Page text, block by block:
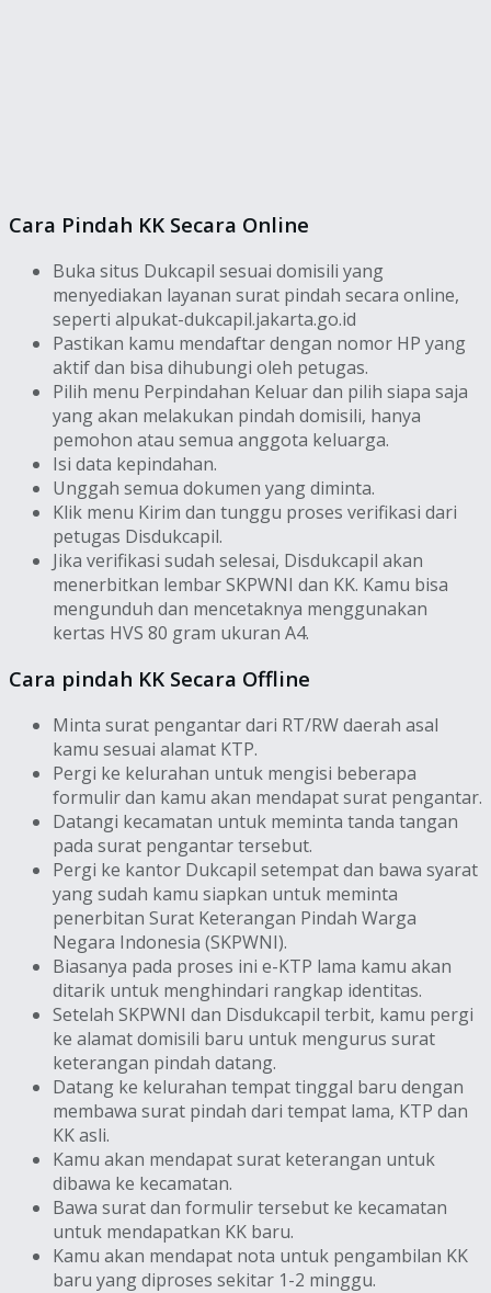
Cara Pindah KK Secara Online
Buka situs Dukcapil sesuai domisili yang
menyediakan layanan surat pindah secara online,
seperti alpukat-dukcapil.jakarta.go.id
Pastikan kamu mendaftar dengan nomor HP yang
aktif dan bisa dihubungi oleh petugas.
Pilih menu Perpindahan Keluar dan pilih siapa saja
yang akan melakukan pindah domisili, hanya
pemohon atau semua anggota keluarga.
Isi data kepindahan.
Unggah semua dokumen yang diminta.
Klik menu Kirim dan tunggu proses verifikasi dari
petugas Disdukcapil.
Jika verifikasi sudah selesai, Disdukcapil akan
menerbitkan lembar SKPWNI dan KK. Kamu bisa
mengunduh dan mencetaknya menggunakan
kertas HVS 80 gram ukuran A4.
Cara pindah KK Secara Offline
Minta surat pengantar dari RT/RW daerah asal
kamu sesuai alamat KTP.
Pergi ke kelurahan untuk mengisi beberapa
formulir dan kamu akan mendapat surat pengantar.
Datangi kecamatan untuk meminta tanda tangan
pada surat pengantar tersebut.
Pergi ke kantor Dukcapil setempat dan bawa syarat
yang sudah kamu siapkan untuk meminta
penerbitan Surat Keterangan Pindah Warga
Negara Indonesia (SKPWNI).
Biasanya pada proses ini e-KTP lama kamu akan
ditarik untuk menghindari rangkap identitas.
Setelah SKPWNI dan Disdukcapil terbit, kamu pergi
ke alamat domisili baru untuk mengurus surat
keterangan pindah datang.
Datang ke kelurahan tempat tinggal baru dengan
membawa surat pindah dari tempat lama, KTP dan
KK asli.
Kamu akan mendapat surat keterangan untuk
dibawa ke kecamatan.
Bawa surat dan formulir tersebut ke kecamatan
untuk mendapatkan KK baru.
Kamu akan mendapat nota untuk pengambilan KK
baru yang diproses sekitar 1-2 minggu.